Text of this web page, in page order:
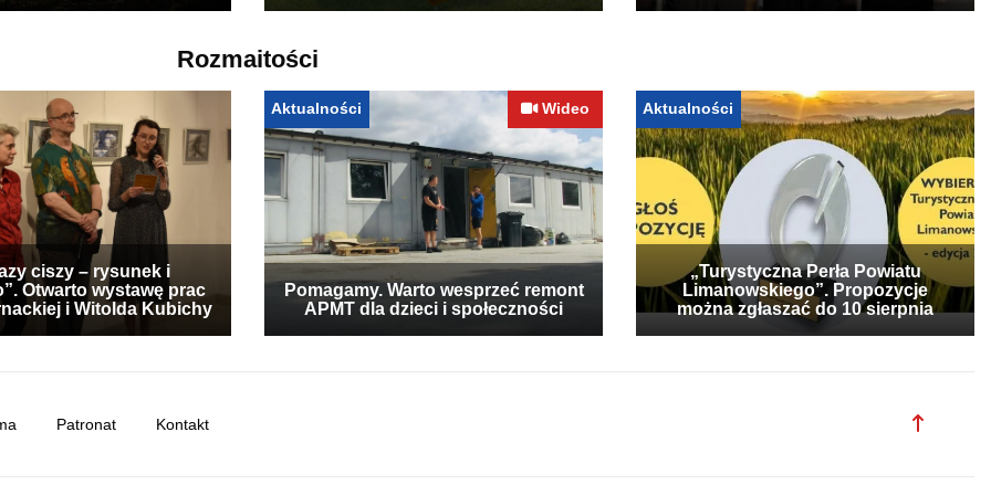
Rozmaitości
ciszy – rysunek i
Otwarto wystawę prac
i Witolda Kubichy
Aktualności Wideo
Pomagamy. Warto wesprzeć remont
APMT dla dzieci i społeczności
Aktualności
„Turystyczna Perła Powiatu
Limanowskiego”. Propozycje
można zgłaszać do 10 sierpnia
Patronat Kontakt